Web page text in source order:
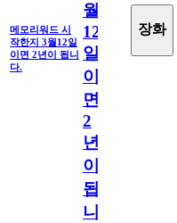
메모리워드 시
작한지 3월12일
이면 2년이 됩니
다.
월
12
일
이
면
2
년
이
됩
니
장화